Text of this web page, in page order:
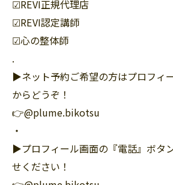
☑︎REVI正規代理店
☑︎REVI認定講師
☑︎心の整体師
.
▶︎ネット予約ご希望の方はプロフィ
からどうぞ！
👉@plume.bikotsu
・
▶︎プロフィール画面の『電話』ボタ
せください！